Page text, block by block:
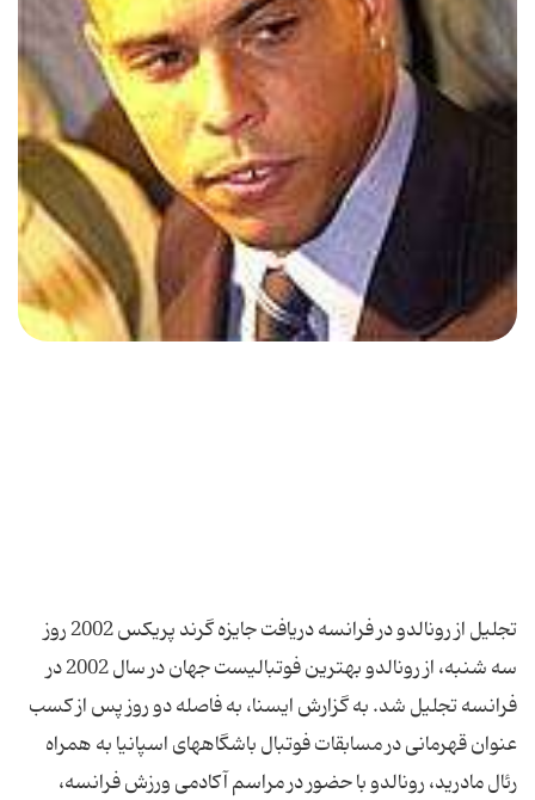
تجلیل از رونالدو در فرانسه دریافت جایزه گرند پریكس 2002 روز
سه شنبه، از رونالدو بهترین فوتبالیست جهان در سال 2002 در
فرانسه تجلیل شد. به گزارش ایسنا، به فاصله دو روز پس از كسب
عنوان قهرمانی در مسابقات فوتبال باشگاههای اسپانیا به همراه
رئال مادرید، رونالدو با حضور در مراسم آكادمی ورزش فرانسه،